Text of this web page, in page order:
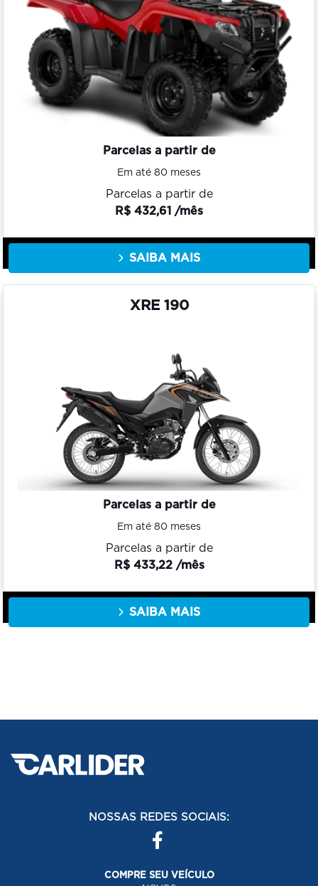
Parcelas a partir de
Em até 80 meses
Parcelas a partir de
R$ 432,61 /mês
SAIBA MAIS
XRE 190
Parcelas a partir de
Em até 80 meses
Parcelas a partir de
R$ 433,22 /mês
SAIBA MAIS
NOSSAS REDES SOCIAIS:
COMPRE SEU VEÍCULO